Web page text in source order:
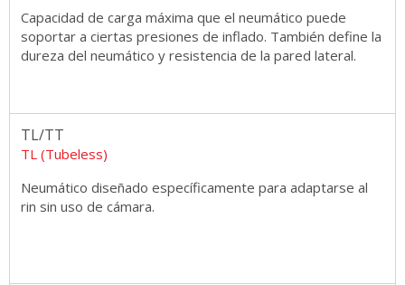
Capacidad de carga máxima que el neumático puede
soportar a ciertas presiones de inflado. También define la
dureza del neumático y resistencia de la pared lateral.
TL/TT
TL (Tubeless)
Neumático diseñado específicamente para adaptarse al
rin sin uso de cámara.